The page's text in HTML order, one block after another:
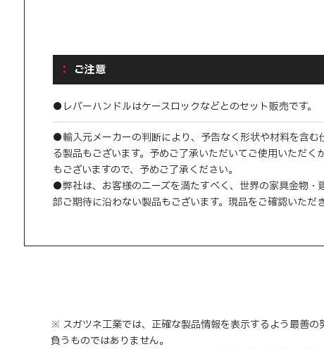
ご注意
●レバーハンドルはケースロックなどとのセット販売です。
●輸入元メーカーの判断により、予告なく形状や材料を含
る製品もございます。予めご了承いただいてご使用いただ
もございますので、予めご了承ください。
●弊社は、お客様のニーズを満たすべく、世界の家具金物
部ご期待に沿わない製品もございます。現品をご確認いただ
※ スガツネ工業では、正確な製品情報を表示するよう最善
負うものではありません。